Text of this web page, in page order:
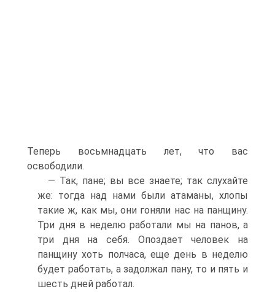
Теперь восьмнадцать лет, что вас
освободили.
— Так, пане; вы все знаете; так слухайте
же: тогда над нами были атаманы, хлопы
такие ж, как мы, они гоняли нас на панщину.
Три дня в неделю работали мы на панов, а
три дня на себя. Опоздает человек на
панщину хоть полчаса, еще день в неделю
будет работать, а задолжал пану, то и пять и
шесть дней работал.